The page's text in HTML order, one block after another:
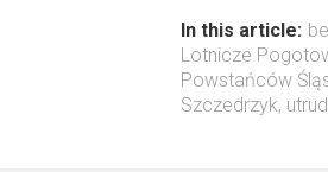
In this article:
Lotnicze
Powstańców
Szczedrzyk,